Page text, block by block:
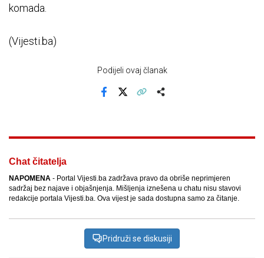
komada.
(Vijesti.ba)
Podijeli ovaj članak
Chat čitatelja
NAPOMENA - Portal Vijesti.ba zadržava pravo da obriše neprimjeren
sadržaj bez najave i objašnjenja. Mišljenja iznešena u chatu nisu stavovi
redakcije portala Vijesti.ba. Ova vijest je sada dostupna samo za čitanje.
Pridruži se diskusiji